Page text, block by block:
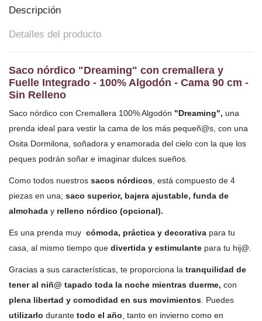
Descripción
Detalles del producto
Saco nórdico "Dreaming" con cremallera y
Fuelle Integrado - 100% Algodón - Cama 90 cm -
Sin Relleno
Saco nórdico con Cremallera 100% Algodón "Dreaming", una
prenda ideal para vestir la cama de los más pequeñ@s, con una
Osita Dormilona, soñadora y enamorada del cielo con la que los
peques podrán soñar e imaginar dulces sueños.
Como todos nuestros sacos nórdicos , está compuesto de 4
piezas en una; saco superior, bajera ajustable, funda de
almohada y relleno nórdico (opcional).
Es una prenda muy cómoda, práctica y decorativa para tu
casa, al mismo tiempo que divertida y estimulante para tu hij@.
Gracias a sus características, te proporciona la tranquilidad de
tener al niñ@ tapado toda la noche mientras duerme, con
plena libertad y comodidad en sus movimientos. Puedes
utilizarlo durante todo el año, tanto en invierno como en